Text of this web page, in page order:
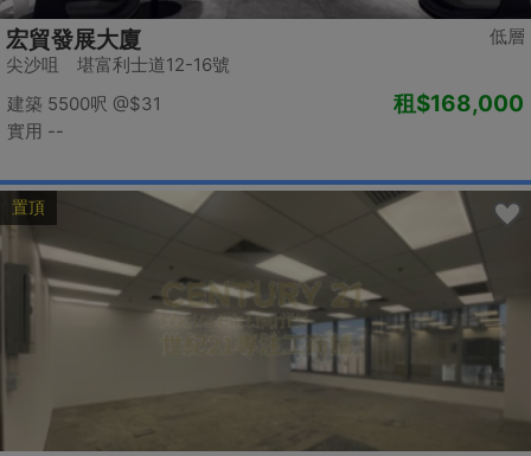
低層
宏貿發展大廈
尖沙咀 堪富利士道12-16號
建築 5500呎 @$31
實用 --
租$168,000
置頂